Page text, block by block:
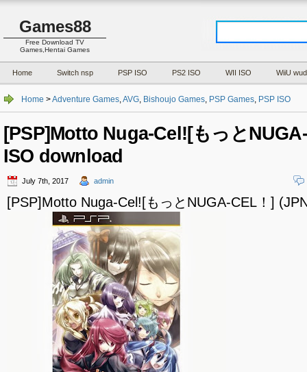
Games88
Free Download TV
Games,Hentai Games
Home Switch nsp PSP ISO PS2 ISO WII ISO WiiU wud
Home >Adventure Games,AVG, Bishoujo Games, PSP Games, PSP ISO
[PSP]Motto Nuga-Cel![もっと
ISO download
July 7th, 2017 admin
[PSP]Motto Nuga-Cel![もっとNUGA-CEL！]